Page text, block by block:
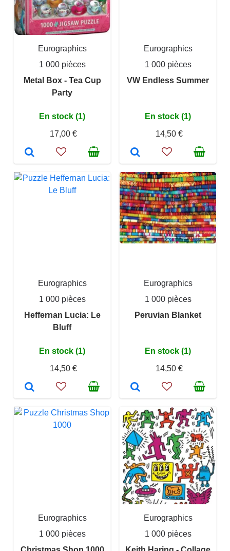
Eurographics
1 000 pièces
Metal Box - Tea Cup
Party
En stock (1)
17,00 €
Eurographics
1 000 pièces
VW Endless Summer
En stock (1)
14,50 €
Eurographics
1 000 pièces
Heffernan Lucia: Le
Bluff
En stock (1)
14,50 €
Eurographics
1 000 pièces
Peruvian Blanket
En stock (1)
14,50 €
Eurographics
1 000 pièces
Eurographics
1 000 pièces